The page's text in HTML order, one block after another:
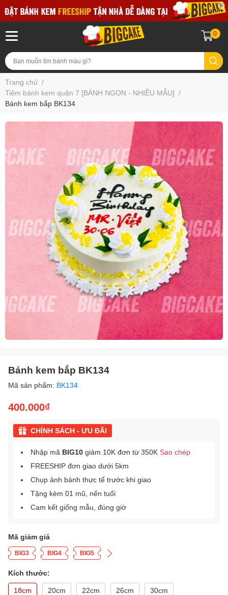
0
Trang chủ /
Tiệm bánh kem quận 7 [BÁNH NGON - NHIỀU MẪU] /
Bánh kem bắp BK134
Bánh kem bắp BK134
Mã sản phẩm: BK134
400.000₫
CHÍNH SÁCH - ƯU ĐÃI
Nhập mã BIG10 giảm 10K đơn từ 350K Sao chép
FREESHIP đơn giao dưới 5km
Chụp ảnh bánh thực tế trước khi giao
Tặng kèm 01 mũ, nến tuổi
Cam kết giống mẫu, đúng giờ
Mã giảm giá
BIG3 BIG4 BIG5
Kích thước:
18cm 20cm 22cm 26cm 30cm